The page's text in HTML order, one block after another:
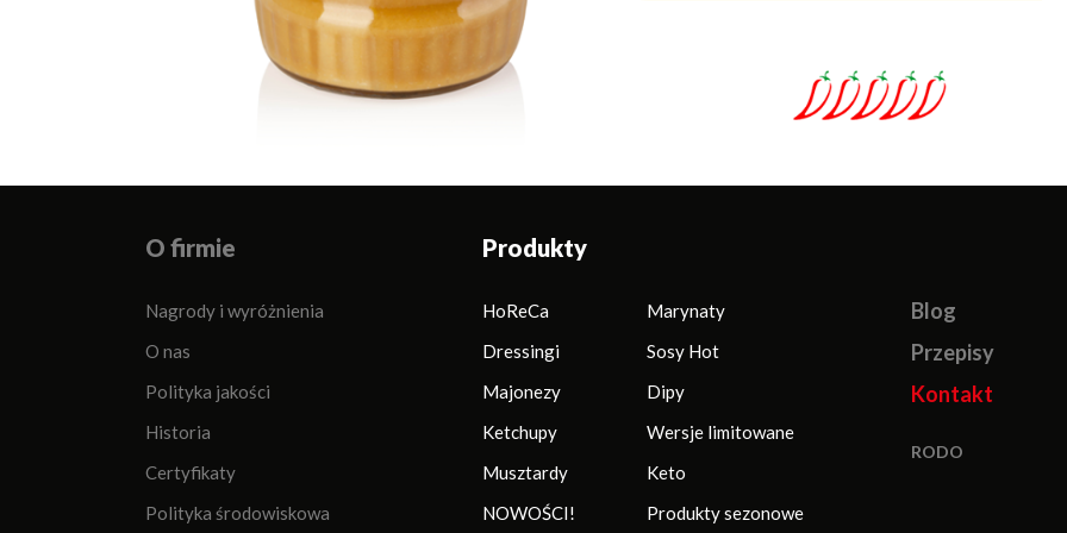
O firmie
Nagrody i wyróżnienia
O nas
Polityka jakości
Historia
Certyfikaty
Polityka środowiskowa
Produkty
HoReCa
Dressingi
Majonezy
Ketchupy
Musztardy
NOWOŚCI!
Marynaty
Sosy Hot
Dipy
Wersje limitowane
Keto
Produkty sezonowe
Blog
Przepisy
Kontakt
RODO